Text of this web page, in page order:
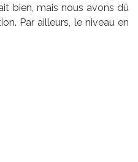
bien, mais nous avons dû
Par ailleurs, le niveau en